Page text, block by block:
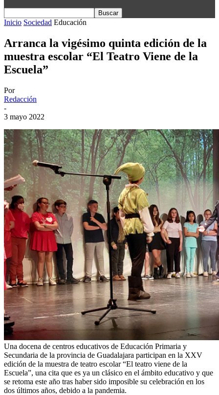
Inicio Sociedad Educación
Arranca la vigésimo quinta edición de la
muestra escolar “El Teatro Viene de la
Escuela”
Por
Redacción
-
3 mayo 2022
Una docena de centros educativos de Educación Primaria y
Secundaria de la provincia de Guadalajara participan en la XXV
edición de la muestra de teatro escolar “El teatro viene de la
Escuela”, una cita que es ya un clásico en el ámbito educativo y que
se retoma este año tras haber sido imposible su celebración en los
dos últimos años, debido a la pandemia.